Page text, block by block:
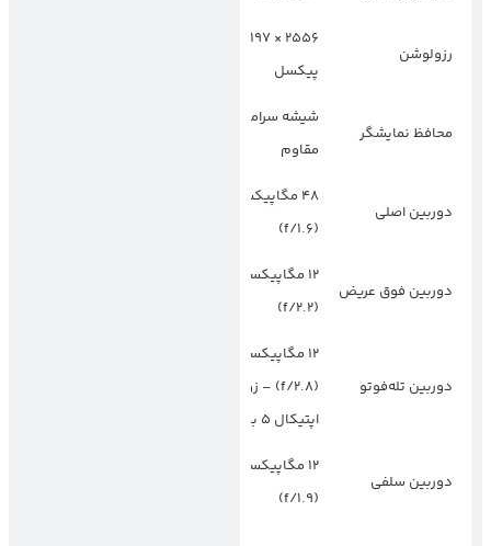
رزولوشن
۲۵۵۶ × ۱۱۹۷
پیکسل
محافظ نمایشگر
شیشه سرامیکی
مقاوم
دوربین اصلی
۴۸ مگاپیکسل
(f/1.6)
دوربین فوق عریض
۱۲ مگاپیکسل
(f/2.2)
دوربین تله‌فوتو
۱۲ مگاپیکسل
(f/2.8) – زوم
اپتیکال ۵ برابر
دوربین سلفی
۱۲ مگاپیکسل
(f/1.9)